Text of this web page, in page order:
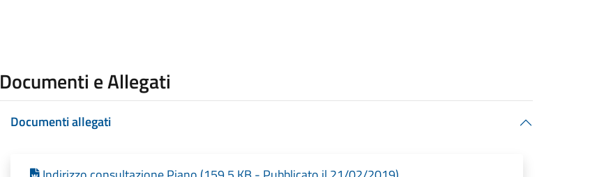
Documenti e Allegati
Documenti allegati